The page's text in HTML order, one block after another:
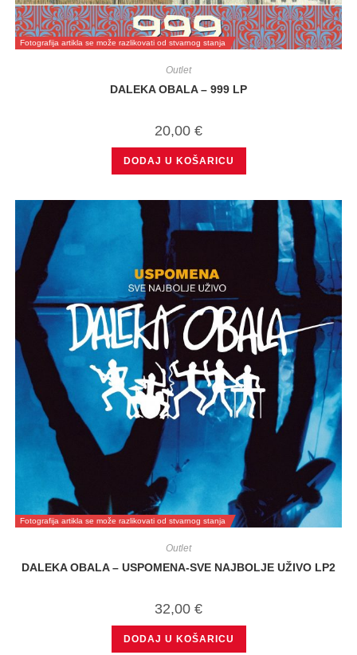
Fotografija artikla se može razlikovati od stvarnog stanja
Outlet
DALEKA OBALA – 999 LP
20,00 €
DODAJ U KOŠARICU
Fotografija artikla se može razlikovati od stvarnog stanja
Outlet
DALEKA OBALA – USPOMENA-SVE NAJBOLJE UŽIVO LP2
32,00 €
DODAJ U KOŠARICU